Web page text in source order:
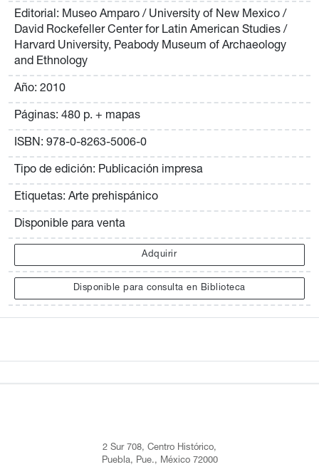
Editorial: Museo Amparo / University of New Mexico /
David Rockefeller Center for Latin American Studies /
Harvard University, Peabody Museum of Archaeology
and Ethnology
Año: 2010
Páginas: 480 p. + mapas
ISBN: 978-0-8263-5006-0
Tipo de edición: Publicación impresa
Etiquetas: Arte prehispánico
Disponible para venta
Adquirir
Disponible para consulta en Biblioteca
2 Sur 708, Centro Histórico,
Puebla, Pue., México 72000